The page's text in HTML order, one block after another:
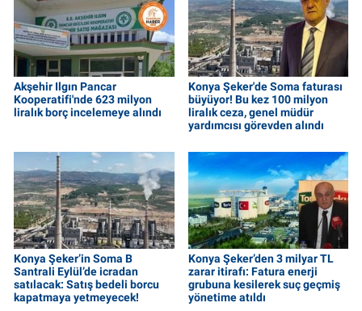
Akşehir Ilgın Pancar
Kooperatifi'nde 623 milyon
liralık borç incelemeye alındı
Konya Şeker'de Soma faturası
büyüyor! Bu kez 100 milyon
liralık ceza, genel müdür
yardımcısı görevden alındı
Konya Şeker’in Soma B
Santrali Eylül’de icradan
satılacak: Satış bedeli borcu
kapatmaya yetmeyecek!
Konya Şeker’den 3 milyar TL
zarar itirafı: Fatura enerji
grubuna kesilerek suç geçmiş
yönetime atıldı